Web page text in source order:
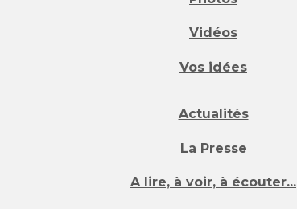
Vidéos
Vos idées
Actualités
La Presse
A lire, à voir, à écouter...